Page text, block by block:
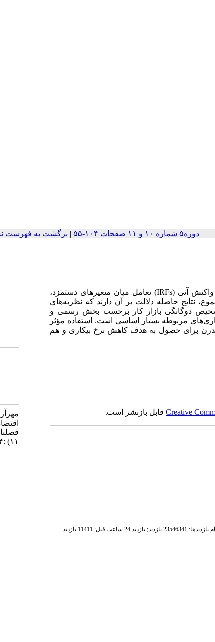
دوره۵ شماره ۱۰ و ۱۱ صفحات ۱۰۴-۵۵ | برگشت به فهرست
۱۱) :۱۰۴-۵۵
در این مقاله، با استفاده از روش‌های نوین اقتصادسنجی، تجزیه‌های واریانس (VDCs) و توابع واکنش آنی (IRFs) تعامل میان متغیرهای دستمزد،
نتایج حاصله دلالت بر آن دارند که نظریه‌های
و تشخیص دوگانگی بازار کار برحسب بخش رسمی و
مربوطه بسیار اساسی است. استفاده مؤثر
برای حصول به هدف کاهش نرخ بیکاری و هم
Creativeقابل بازنشر است.
23546341 بازدید; بازدید 24 ساعت قبل: 11411 بازدید